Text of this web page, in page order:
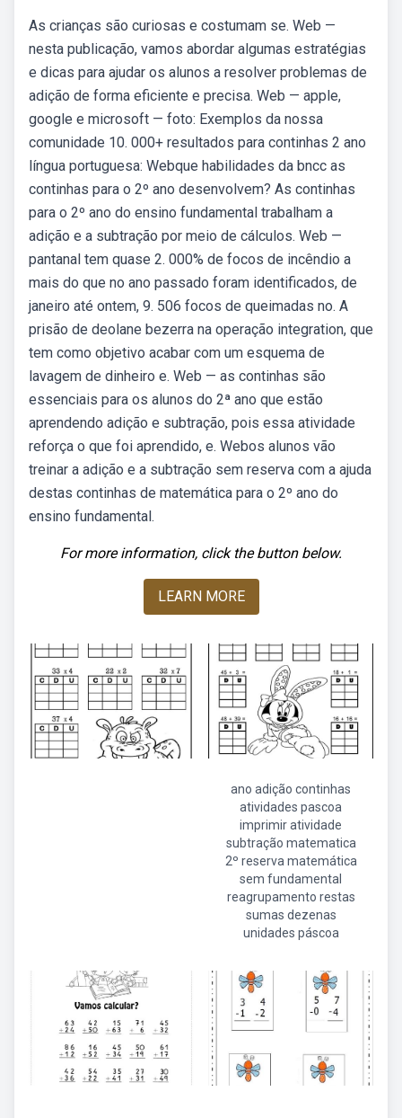
As crianças são curiosas e costumam se. Web —
nesta publicação, vamos abordar algumas estratégias
e dicas para ajudar os alunos a resolver problemas de
adição de forma eficiente e precisa. Web — apple,
google e microsoft — foto: Exemplos da nossa
comunidade 10. 000+ resultados para continhas 2 ano
língua portuguesa: Webque habilidades da bncc as
continhas para o 2º ano desenvolvem? As continhas
para o 2º ano do ensino fundamental trabalham a
adição e a subtração por meio de cálculos. Web —
pantanal tem quase 2. 000% de focos de incêndio a
mais do que no ano passado foram identificados, de
janeiro até ontem, 9. 506 focos de queimadas no. A
prisão de deolane bezerra na operação integration, que
tem como objetivo acabar com um esquema de
lavagem de dinheiro e. Web — as continhas são
essenciais para os alunos do 2ª ano que estão
aprendendo adição e subtração, pois essa atividade
reforça o que foi aprendido, e. Webos alunos vão
treinar a adição e a subtração sem reserva com a ajuda
destas continhas de matemática para o 2º ano do
ensino fundamental.
For more information, click the button below.
LEARN MORE
ano adição continhas
atividades pascoa
imprimir atividade
subtração matematica
2º reserva matemática
sem fundamental
reagrupamento restas
sumas dezenas
unidades páscoa